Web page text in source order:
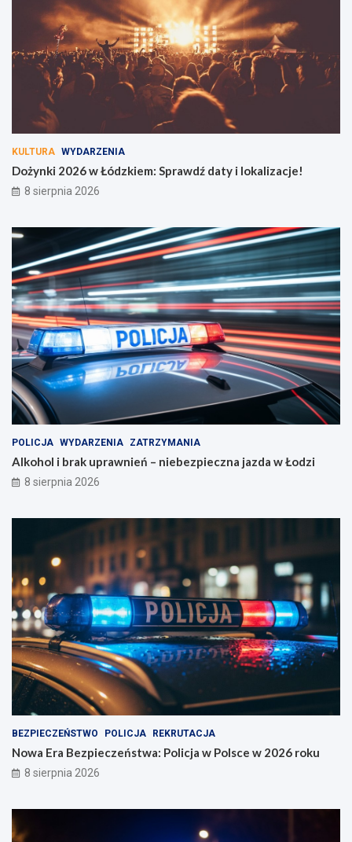
KULTURA WYDARZENIA
Dożynki 2026 w Łódzkiem: Sprawdź daty i lokalizacje!
8 sierpnia 2026
POLICJA WYDARZENIA ZATRZYMANIA
Alkohol i brak uprawnień – niebezpieczna jazda w Łodzi
8 sierpnia 2026
BEZPIECZEŃSTWO POLICJA REKRUTACJA
Nowa Era Bezpieczeństwa: Policja w Polsce w 2026 roku
8 sierpnia 2026